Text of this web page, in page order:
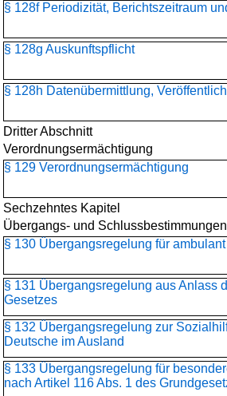
§ 128f Periodizität, Berichtszeitraum
§ 128g Auskunftspflicht
§ 128h Datenübermittlung,
Dritter Abschnitt
Verordnungsermächtigung
§ 129 Verordnungsermächtigung
Sechzehntes Kapitel
Übergangs- und Schlussbestimmungen
§ 130 Übergangsregelung für
§ 131 Übergangsregelung aus Anlass
Gesetzes
§ 132 Übergangsregelung zur
Deutsche im Ausland
§ 133 Übergangsregelung für
nach Artikel 116 Abs. 1 des